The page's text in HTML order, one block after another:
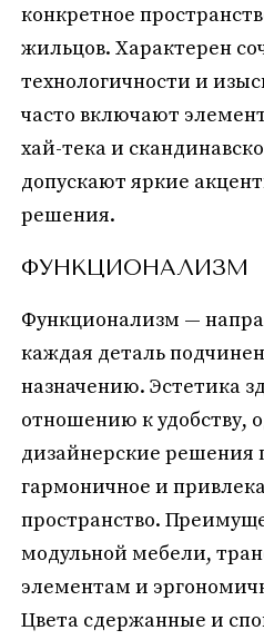
конкретное
жильцов. Характерен
технологичности и
часто включают
хай-тека и
допускают яркие
решения.
ФУНКЦИОНАЛИЗМ
Функционализм —
каждая деталь
назначению. Эстетика
отношению к удобству,
дизайнерские решения
гармоничное и
пространство.
модульной мебели,
элементам и
Цвета сдержанные и